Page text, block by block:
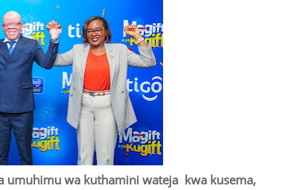
umuhimu wa kuthamini wateja kwa kusema,